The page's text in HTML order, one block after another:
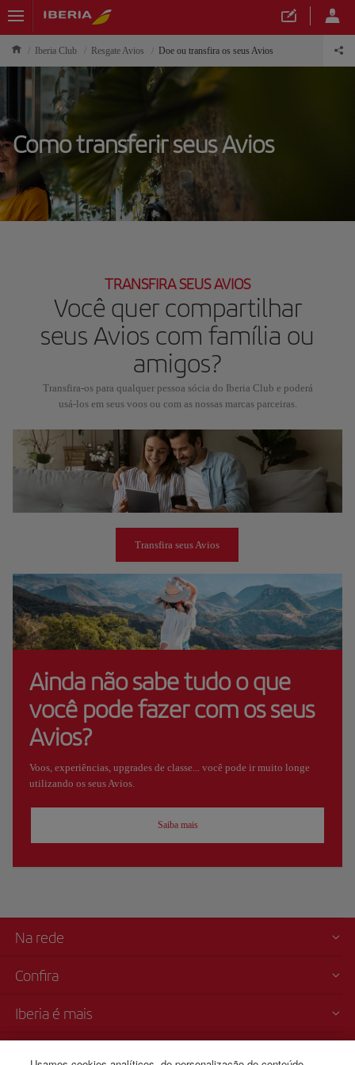
Iberia Club Resgate Avios Doe ou transfira os seus Avios
Como transferir seus Avios
TRANSFIRA SEUS AVIOS
Você quer compartilhar
seus Avios com família ou
amigos?
Transfira-os para qualquer pessoa sócia do Iberia Club e poderá
usá-los em seus voos ou com as nossas marcas parceiras.
Transfira seus Avios
Ainda não sabe tudo o que
você pode fazer com os seus
Avios?
Voos, experiências, upgrades de classe... você pode ir muito longe
utilizando os seus Avios.
Saiba mais
Na rede
Confira
Iberia é mais